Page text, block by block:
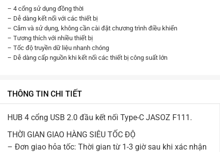
– 4 cổng sử dụng đồng thời
– Dễ dàng kết nối với các thiết bị
– Cắm và sử dụng, không cần cài đặt chương trình điều khiển
– Tương thích với nhiều thiết bị
– Tốc độ truyền dữ liệu nhanh chóng
– Dễ dàng cấp nguồn khi kết nối các thiết bị công suất lớn
THÔNG TIN CHI TIẾT
HUB 4 cổng USB 2.0 đầu kết nối Type-C JASOZ F111.
THỜI GIAN GIAO HÀNG SIÊU TỐC ĐỘ
– Đơn giao hỏa tốc: Thời gian từ 1-3 giờ sau khi xác nhận